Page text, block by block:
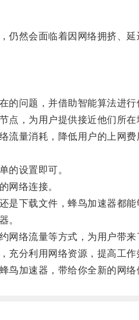
然会面临着因网络拥挤、延
问题，并借助智能算法进行
，为用户提供接近他们所在
量消耗，降低用户的上网费
设置即可。
络连接。
下载文件，蜂鸟加速器都能
。
络流量等方式，为用户带来
分利用网络资源，提高工作
加速器，带给你全新的网络